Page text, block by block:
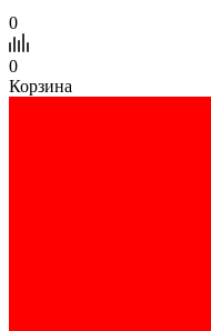
0
0
Корзина